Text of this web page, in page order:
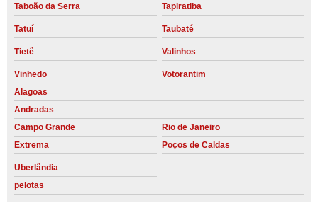
Taboão da Serra Tapiratiba
Tatuí Taubaté
Tietê Valinhos
Vinhedo
Votorantim
Alagoas
Andradas
Campo Grande
Rio de Janeiro
Extrema
Poços de Caldas
Uberlândia
pelotas